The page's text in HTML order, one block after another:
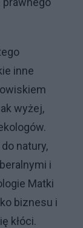
inne
wyżej,
natury,
i
Matki
biznesu i
kłóci.